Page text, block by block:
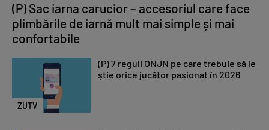
(P) Sac iarna carucior – accesoriul care face
plimbările de iarnă mult mai simple și mai
confortabile
ZUTV
(P) 7 reguli ONJN pe care trebuie să le
știe orice jucător pasionat în 2026